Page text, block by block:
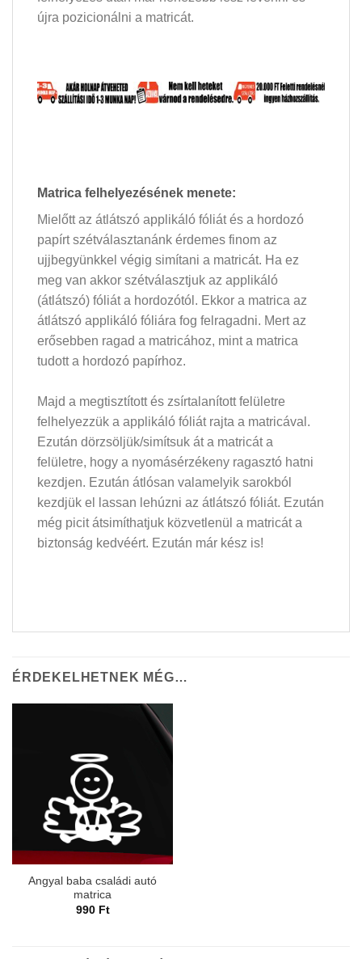
újra pozicionálni a matricát.
Matrica felhelyezésének menete:
Mielőtt az átlátszó applikáló fóliát és a hordozó
papírt szétválasztanánk érdemes finom az
ujjbegyünkkel végig simítani a matricát. Ha ez
meg van akkor szétválasztjuk az applikáló
(átlátszó) fóliát a hordozótól. Ekkor a matrica az
átlátszó applikáló fóliára fog felragadni. Mert az
erősebben ragad a matricához, mint a matrica
tudott a hordozó papírhoz.
Majd a megtisztított és zsírtalanított felületre
felhelyezzük a applikáló fóliát rajta a matricával.
Ezután dörzsöljük/simítsuk át a matricát a
felületre, hogy a nyomásérzékeny ragasztó hatni
kezdjen. Ezután átlósan valamelyik sarokból
kezdjük el lassan lehúzni az átlátszó fóliát. Ezután
még picit átsimíthatjuk közvetlenül a matricát a
biztonság kedvéért. Ezután már kész is!
ÉRDEKELHETNEK MÉG…
Angyal baba családi autó
matrica
990 Ft